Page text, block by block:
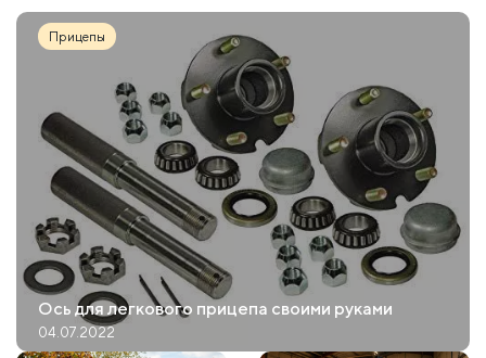
Прицепы
Ось для легкового прицепа своими руками
04.07.2022